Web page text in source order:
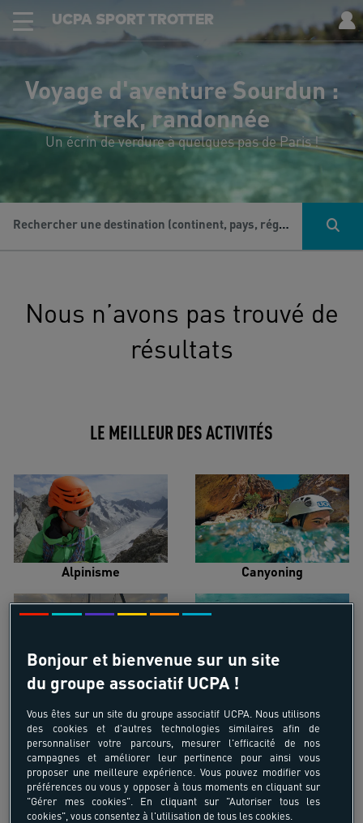
UCPA SPORT TROTTER
Voyage d'aventure Sourdun :
trek, randonnée
Un écrin de verdure à quelques pas de Paris !
Rechercher une destination (continent, pays, région...), une activité...
Nous n’avons pas trouvé de
résultats
LE MEILLEUR DES ACTIVITÉS
Alpinisme Canyoning
Croisière voilier Kayak de mer
Trail Trek-Randonnée pédestre
Bonjour et bienvenue sur un site
du groupe associatif UCPA !
Vous êtes sur un site du groupe associatif UCPA. Nous utilisons
des cookies et d'autres technologies similaires afin de
personnaliser votre parcours, mesurer l'efficacité de nos
campagnes et améliorer leur pertinence pour ainsi vous
proposer une meilleure expérience. Vous pouvez modifier vos
préférences ou vous y opposer à tous moments en cliquant sur
"Gérer mes cookies". En cliquant sur "Autoriser tous les
cookies", vous consentez à l'utilisation de tous les cookies.